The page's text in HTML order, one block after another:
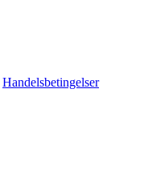
Handelsbetingelser